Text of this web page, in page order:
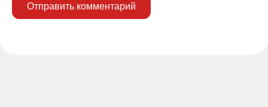
Отправить комментарий